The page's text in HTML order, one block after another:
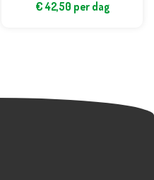
€42,50 per dag